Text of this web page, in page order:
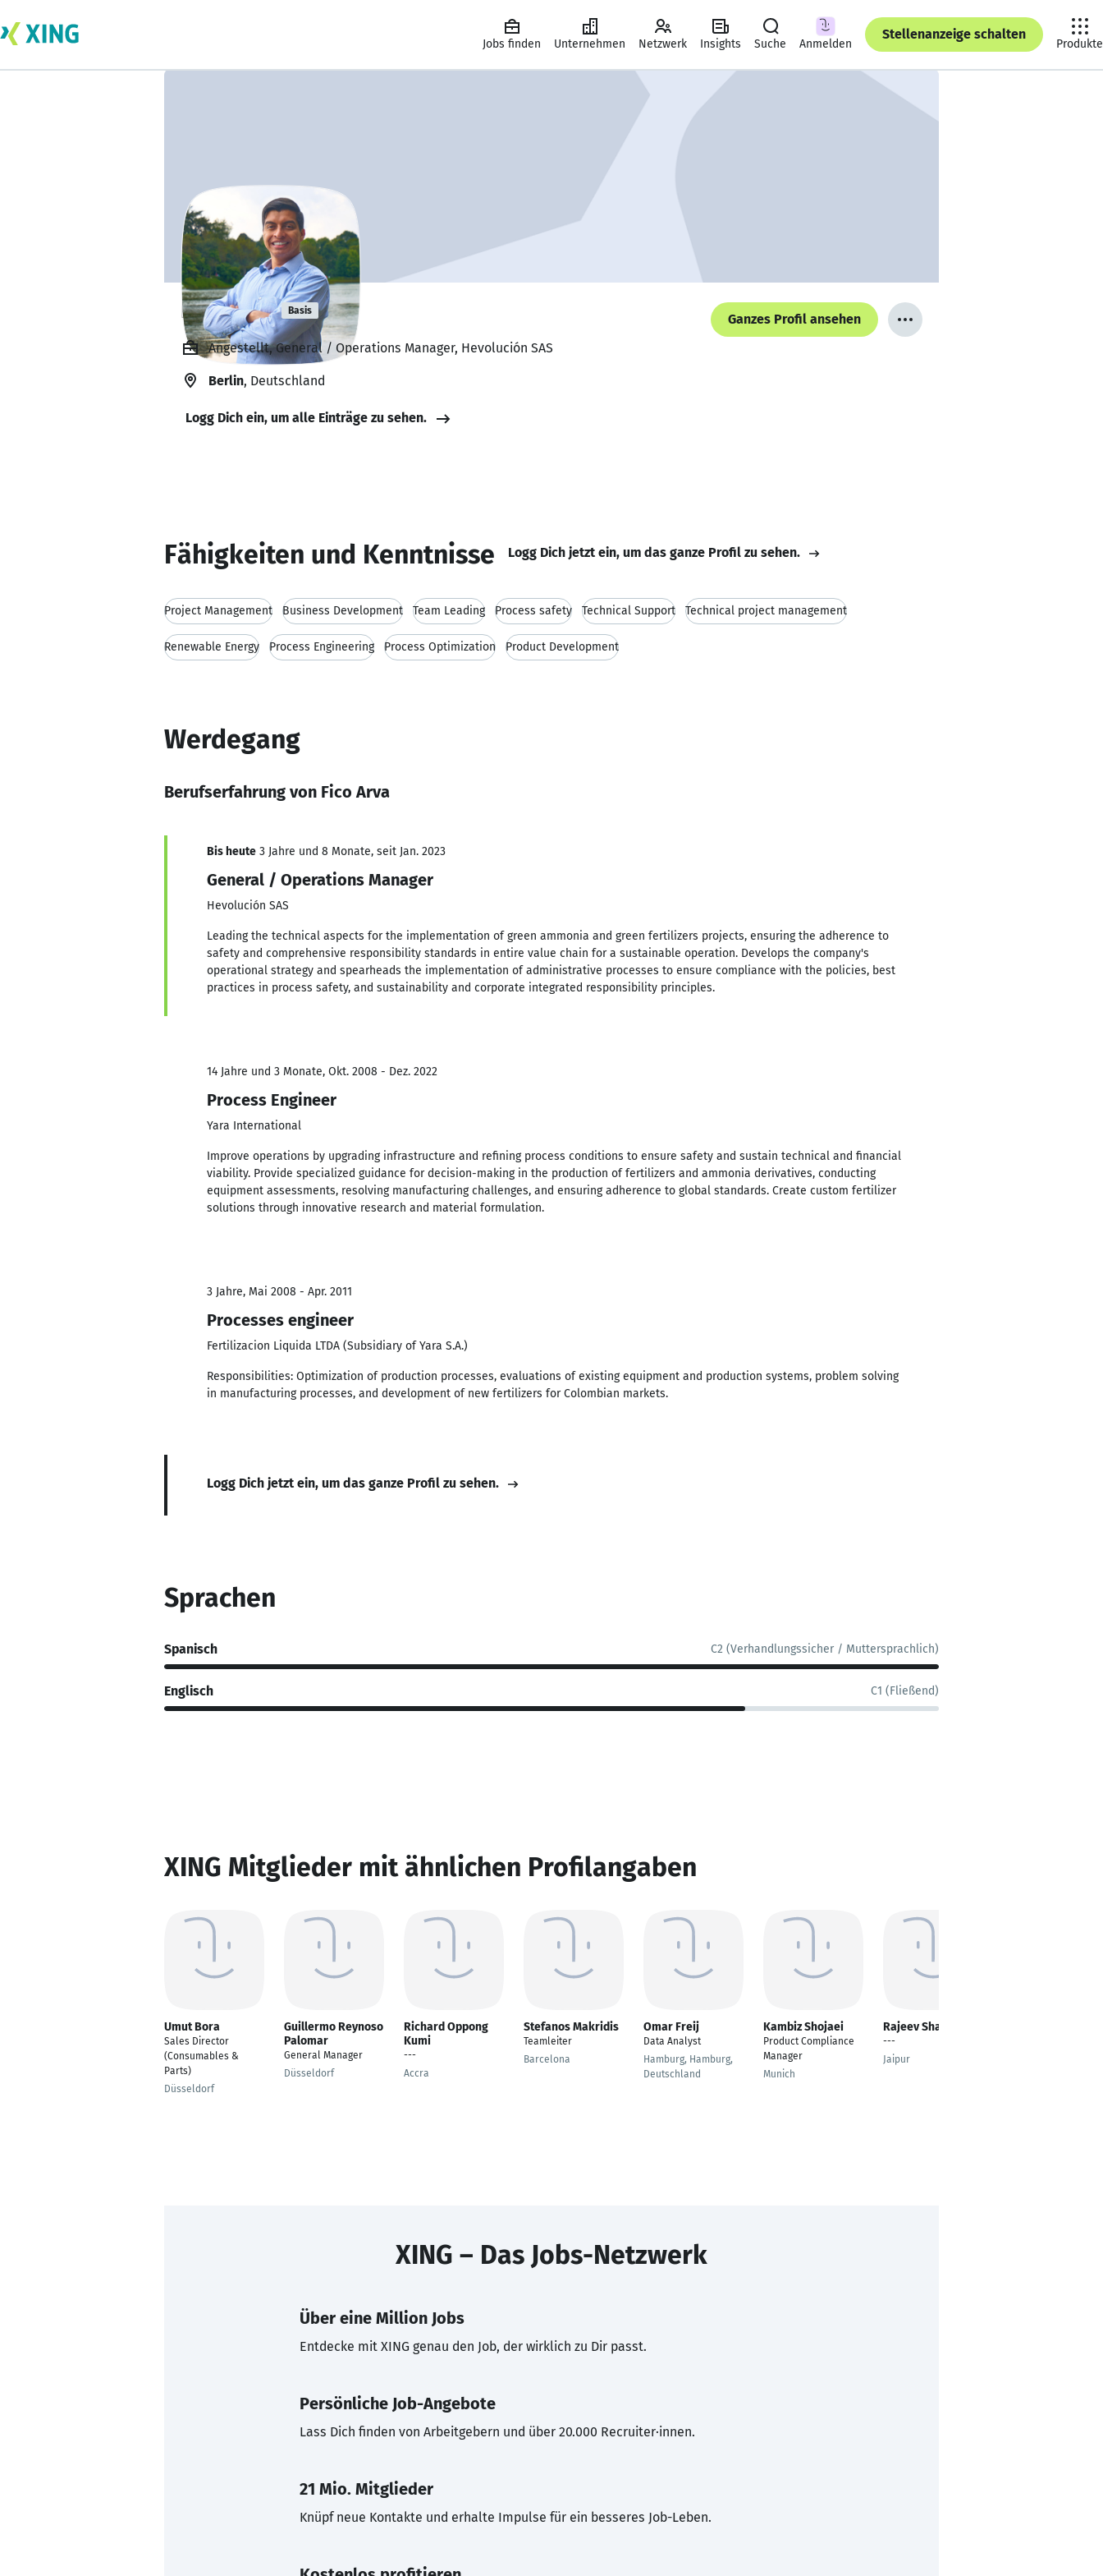
Jobs finden Unternehmen Netzwerk Insights Suche Anmelden
Stellenanzeige schalten
Produkte
Fico Arva Basis
Ganzes Profil ansehen
Angestellt, General / Operations Manager, Hevolución SAS
Berlin, Deutschland
Logg Dich ein, um alle Einträge zu sehen.
Fähigkeiten und Kenntnisse Logg Dich jetzt ein, um das ganze Profil zu sehen.
Project Management Business Development Team Leading Process safety Technical Support Technical project management
Renewable Energy Process Engineering Process Optimization Product Development
Werdegang
Berufserfahrung von Fico Arva
Bis heute 3 Jahre und 8 Monate, seit Jan. 2023
General / Operations Manager
Hevolución SAS
Leading the technical aspects for the implementation of green ammonia and green fertilizers projects, ensuring the adherence to
safety and comprehensive responsibility standards in entire value chain for a sustainable operation. Develops the company's
operational strategy and spearheads the implementation of administrative processes to ensure compliance with the policies, best
practices in process safety, and sustainability and corporate integrated responsibility principles.
14 Jahre und 3 Monate, Okt. 2008 - Dez. 2022
Process Engineer
Yara International
Improve operations by upgrading infrastructure and refining process conditions to ensure safety and sustain technical and financial
viability. Provide specialized guidance for decision-making in the production of fertilizers and ammonia derivatives, conducting
equipment assessments, resolving manufacturing challenges, and ensuring adherence to global standards. Create custom fertilizer
solutions through innovative research and material formulation.
3 Jahre, Mai 2008 - Apr. 2011
Processes engineer
Fertilizacion Liquida LTDA (Subsidiary of Yara S.A.)
Responsibilities: Optimization of production processes, evaluations of existing equipment and production systems, problem solving
in manufacturing processes, and development of new fertilizers for Colombian markets.
Logg Dich jetzt ein, um das ganze Profil zu sehen.
Sprachen
Spanisch C2 (Verhandlungssicher / Muttersprachlich)
Englisch C1 (Fließend)
XING Mitglieder mit ähnlichen Profilangaben
Umut Bora
Sales Director
(Consumables &
Parts)
Düsseldorf
Guillermo Reynoso
Palomar
General Manager
Düsseldorf
Richard Oppong
Kumi
---
Accra
Stefanos Makridis
Teamleiter
Barcelona
Omar Freij
Data Analyst
Hamburg, Hamburg,
Deutschland
Kambiz Shojaei
Product Compliance
Manager
Munich
Rajeev Sharma
---
Jaipur
XING – Das Jobs-Netzwerk
Über eine Million Jobs
Entdecke mit XING genau den Job, der wirklich zu Dir passt.
Persönliche Job-Angebote
Lass Dich finden von Arbeitgebern und über 20.000 Recruiter·innen.
21 Mio. Mitglieder
Knüpf neue Kontakte und erhalte Impulse für ein besseres Job-Leben.